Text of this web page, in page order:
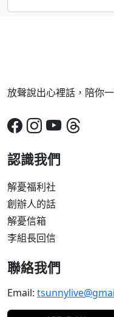
放聲說出心裡話，陪你
認識我們
解憂福利社
創辦人的話
解憂信箱
李組長回信
聯絡我們
Email: